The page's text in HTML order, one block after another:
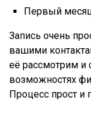
Первый
Запись очень
вашими
её рассмотрим и
возможностях
Процесс прост и